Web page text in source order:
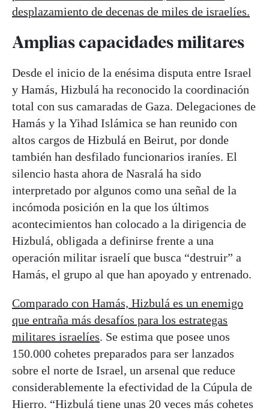
desplazamiento de decenas de miles de israelíes.
Amplias capacidades militares
Desde el inicio de la enésima disputa entre Israel
y Hamás, Hizbulá ha reconocido la coordinación
total con sus camaradas de Gaza. Delegaciones de
Hamás y la Yihad Islámica se han reunido con
altos cargos de Hizbulá en Beirut, por donde
también han desfilado funcionarios iraníes. El
silencio hasta ahora de Nasralá ha sido
interpretado por algunos como una señal de la
incómoda posición en la que los últimos
acontecimientos han colocado a la dirigencia de
Hizbulá, obligada a definirse frente a una
operación militar israelí que busca “destruir” a
Hamás, el grupo al que han apoyado y entrenado.
Comparado con Hamás, Hizbulá es un enemigo
que entraña más desafíos para los estrategas
militares israelíes. Se estima que posee unos
150.000 cohetes preparados para ser lanzados
sobre el norte de Israel, un arsenal que reduce
considerablemente la efectividad de la Cúpula de
Hierro. “Hizbulá tiene unas 20 veces más cohetes